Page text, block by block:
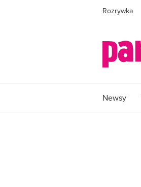
Rozrywka
Newsy